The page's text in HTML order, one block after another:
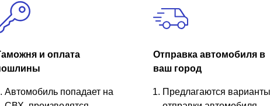
и оплата
Автомобиль попадает на
Отправка автомобиля в
ваш город
Предлагаются варианты